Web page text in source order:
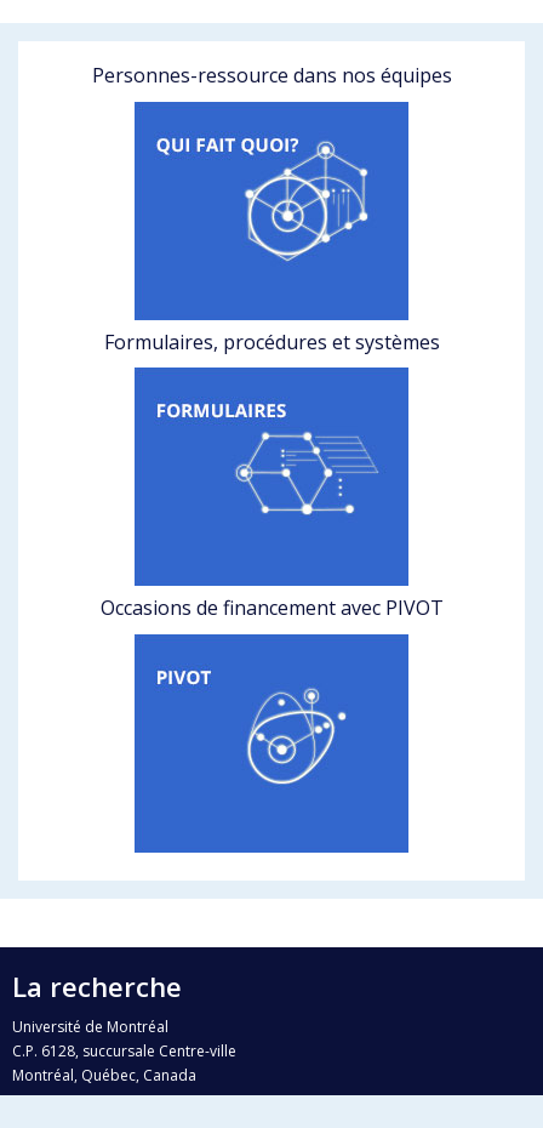
Personnes-ressource dans nos équipes
Formulaires, procédures et systèmes
Occasions de financement avec PIVOT
La recherche
Université de Montréal
C.P. 6128, succursale Centre-ville
Montréal, Québec, Canada
H3C 3J7